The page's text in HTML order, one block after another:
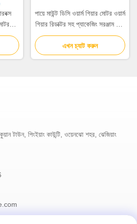
হালকা
পায়ে মাউন্ট ডিসি ওয়ার্ম গিয়ার মোটর ওয়ার্ম
গিয়ার রিডাক্টর সহ প্যাকেজিং সরঞ্জাম এবং
স্বয়ংক্রিয় সমাবেশ লাইন জন্য নিখুঁত
এখন চ্যাট করুন
টাউন, পিংইয়াং কাউন্টি, ওয়েনঝো শহর, ঝেজিয়াং